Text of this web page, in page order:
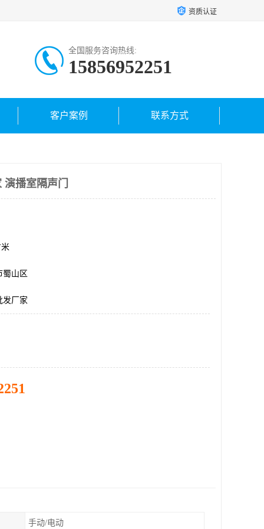
资质认证
全国服务咨询热线:
15856952251
客户案例 联系方式
播室隔声门
米
蜀山区
发厂家
手动/电动